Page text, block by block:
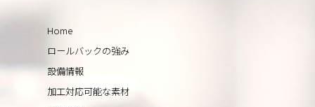
Home
ロールバックの強み
設備情報
加工対応可能な素材